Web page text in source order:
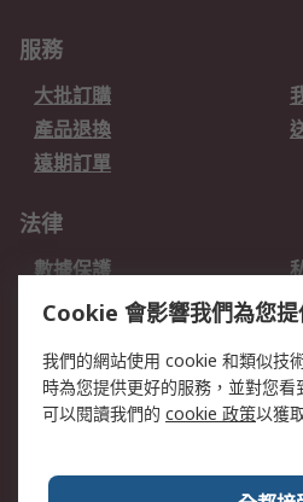
服務
大批訂購
產品退換
遠期訂單
法律
數據保護
網站條款
關於RS
全球辦事處
Cookie 會影響我們為您
我們的網站使用 cookie 和類似技
時為您提供更好的服務，並對您
可以閱讀我們的 cookie 政策以獲